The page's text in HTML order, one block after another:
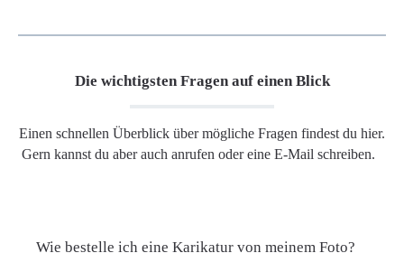
Die wichtigsten Fragen auf einen Blick
Einen schnellen Überblick über mögliche Fragen findest du hier.
Gern kannst du aber auch anrufen oder eine E-Mail schreiben.
Wie bestelle ich eine Karikatur von meinem Foto?